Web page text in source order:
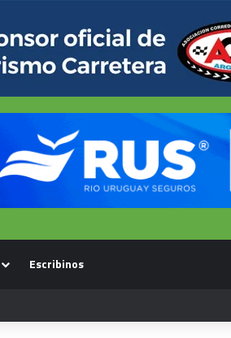
Escribinos